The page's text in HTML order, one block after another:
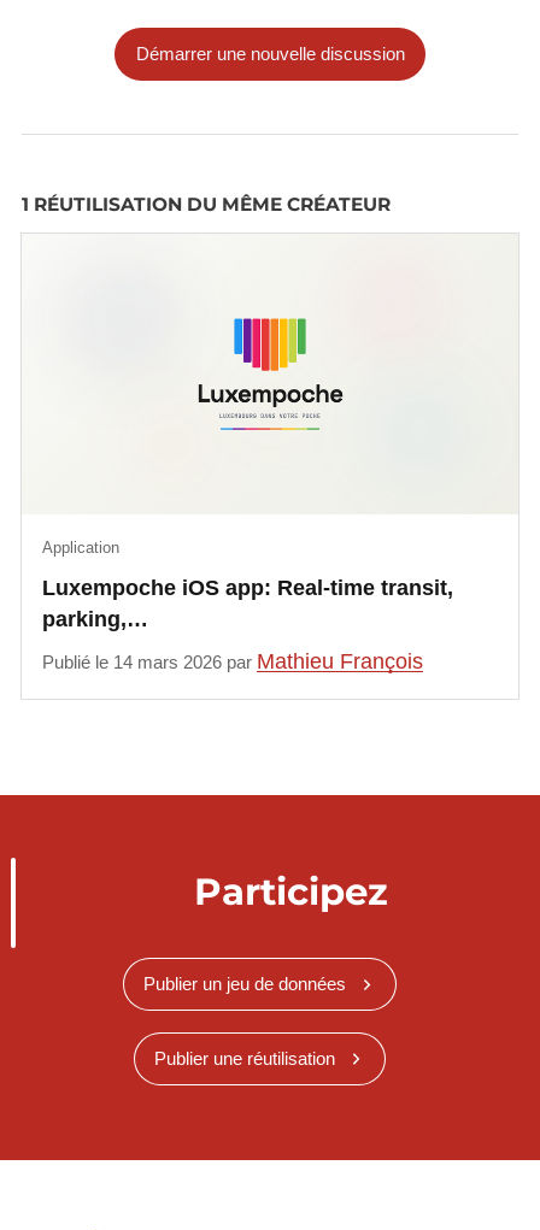
Démarrer une nouvelle discussion
1 RÉUTILISATION DU MÊME CRÉATEUR
Luxempoche iOS app: Real-time transit,
parking,…
Application
Publié le 14 mars 2026 par Mathieu François
Participez
Publier un jeu de données
Publier une réutilisation